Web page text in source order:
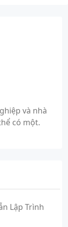
và nhà
có một.
Lập Trình